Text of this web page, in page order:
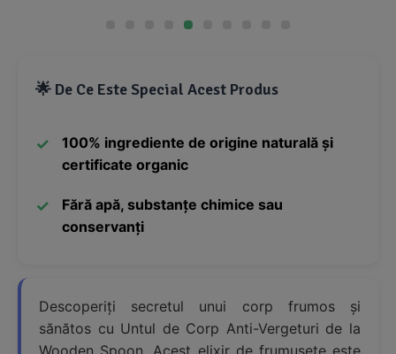
🌟 De Ce Este Special Acest Produs
100% ingrediente de origine naturală și
certificate organic
Fără apă, substanțe chimice sau
conservanți
Descoperiți secretul unui corp frumos și
sănătos cu Untul de Corp Anti-Vergeturi de la